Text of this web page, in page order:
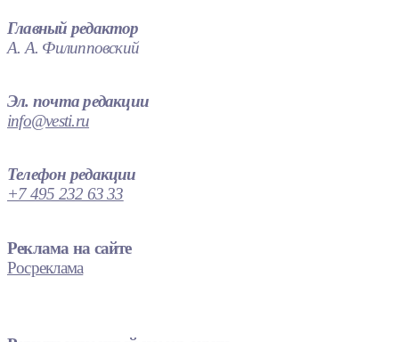
Главный редактор
А. А. Филипповский
Эл. почта редакции
info@vesti.ru
Телефон редакции
+7 495 232 63 33
Реклама на сайте
Росреклама